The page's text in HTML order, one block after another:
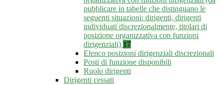
pubblicare in tabelle che distinguano le
seguenti situazioni: dirigenti, dirigenti
individuati discrezionalmente, titolari di
posizione organizzativa con funzioni
dirigenziali) 17
Elenco posizioni dirigenziali discrezionali
Posti di funzione disponibili
Ruolo dirigenti
Dirigenti cessati